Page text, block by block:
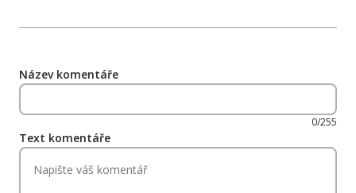
Název komentáře
0/255
Text komentáře